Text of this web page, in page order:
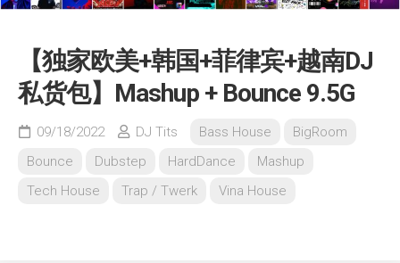
【独家欧美+韩国+菲律宾+越南DJ
私货包】Mashup + Bounce 9.5G
09/18/2022 DJ Tits Bass House
BigRoom
Bounce
Dubstep HardDance
Mashup
Tech House
Trap / Twerk Vina House